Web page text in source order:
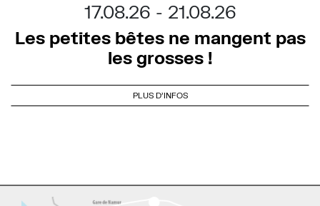
17.08.26
21.08.26
Les petites bêtes ne mangent pas
les grosses !
PLUS D'INFOS